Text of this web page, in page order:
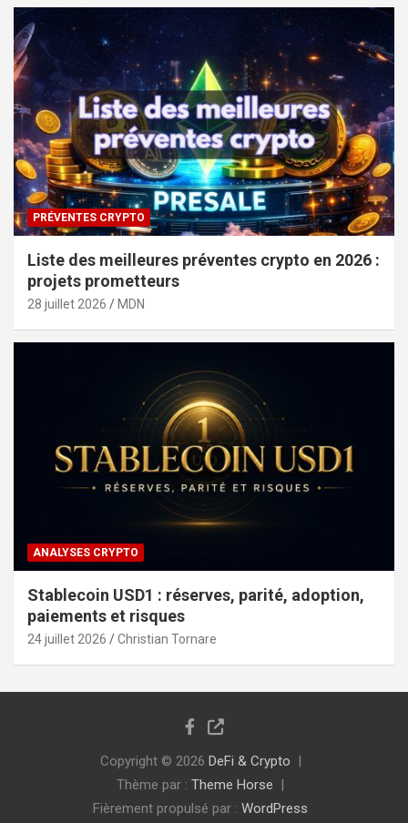
PRÉVENTES CRYPTO
Liste des meilleures préventes crypto en 2026 :
projets prometteurs
28 juillet 2026 MDN
ANALYSES CRYPTO
Stablecoin USD1 : réserves, parité, adoption,
paiements et risques
24 juillet 2026 Christian Tornare
Copyright © 2026 DeFi & Crypto
Thème par : Theme Horse
Fièrement propulsé par : WordPress